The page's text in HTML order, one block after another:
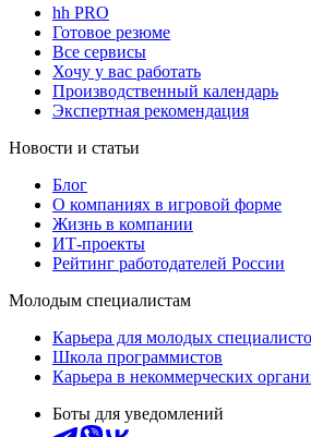
hh PRO
Готовое резюме
Все сервисы
Хочу у вас работать
Производственный календарь
Экспертная рекомендация
Новости и статьи
Блог
О компаниях в игровой форме
Жизнь в компании
ИТ-проекты
Рейтинг работодателей России
Молодым специалистам
Карьера для молодых
Школа программистов
Карьера в некоммерческих
Боты для уведомлений